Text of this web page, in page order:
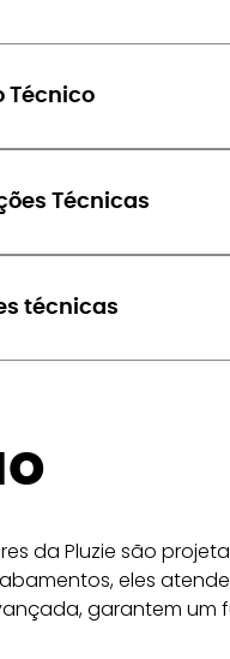
Técnico
Técnicas
técnicas
da Pluzie são
eles
garantem um